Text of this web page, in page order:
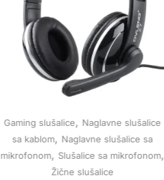
Gaming slušalice, Naglavne slušalice
sa kablom, Naglavne slušalice sa
mikrofonom, Slušalice sa mikrofonom,
Žične slušalice